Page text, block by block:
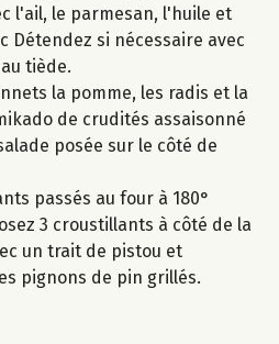
l'ail, le parmesan, l'huile et
Détendez si nécessaire avec
tiède.
la pomme, les radis et la
de crudités assaisonné
posée sur le côté de
passés au four à 180°
3 croustillants à côté de la
un trait de pistou et
pignons de pin grillés.